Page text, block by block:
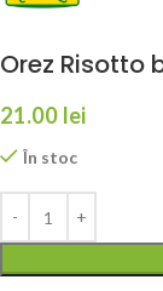
Orez Risotto
21.00 lei
În stoc